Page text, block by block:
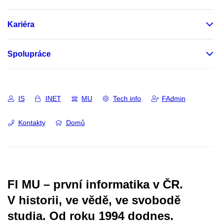
Kariéra
Spolupráce
IS INET MU Tech info FAdmin
Kontakty Domů
FI MU – první informatika v ČR.
V historii, ve vědě, ve svobodě
studia. Od roku 1994 dodnes.